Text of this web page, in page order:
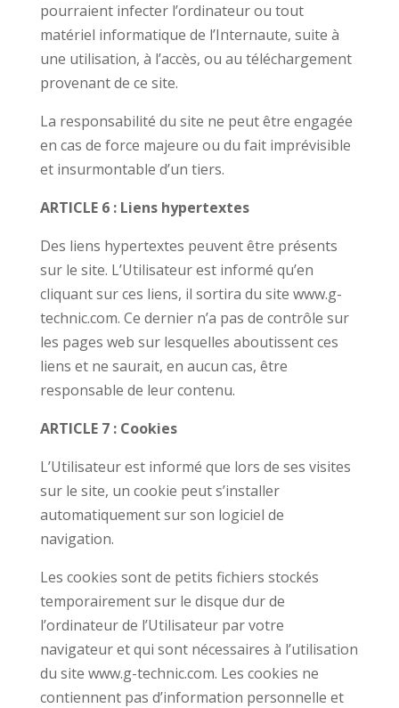
pourraient infecter l’ordinateur ou tout
matériel informatique de l’Internaute, suite à
une utilisation, à l’accès, ou au téléchargement
provenant de ce site.
La responsabilité du site ne peut être engagée
en cas de force majeure ou du fait imprévisible
et insurmontable d’un tiers.
ARTICLE 6 : Liens hypertextes
Des liens hypertextes peuvent être présents
sur le site. L’Utilisateur est informé qu’en
cliquant sur ces liens, il sortira du site www.g-
technic.com. Ce dernier n’a pas de contrôle sur
les pages web sur lesquelles aboutissent ces
liens et ne saurait, en aucun cas, être
responsable de leur contenu.
ARTICLE 7 : Cookies
L’Utilisateur est informé que lors de ses visites
sur le site, un cookie peut s’installer
automatiquement sur son logiciel de
navigation.
Les cookies sont de petits fichiers stockés
temporairement sur le disque dur de
l’ordinateur de l’Utilisateur par votre
navigateur et qui sont nécessaires à l’utilisation
du site www.g-technic.com. Les cookies ne
contiennent pas d’information personnelle et